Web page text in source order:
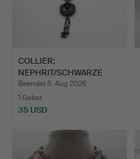
COLLIER;
NEPHRIT/SCHWARZE
JADE; VINTAGE.
Beendet 5. Aug 2026
1 Gebot
35 USD